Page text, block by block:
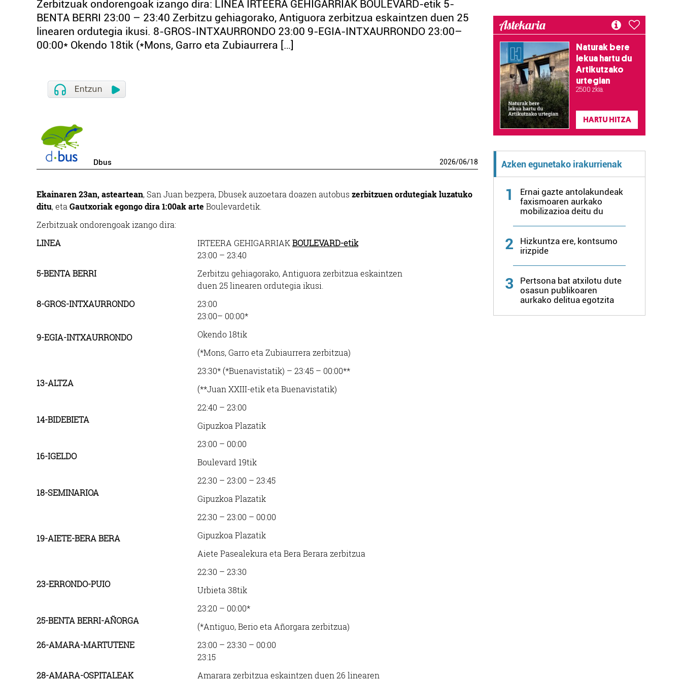
Zerbitzuak ondorengoak izango dira: LINEA IRTEERA GEHIGARRIAK BOULEVARD-etik 5-
BENTA BERRI 23:00 – 23:40 Zerbitzu gehiagorako, Antiguora zerbitzua eskaintzen duen 25
linearen ordutegia ikusi. 8-GROS-INTXAURRONDO 23:00 9-EGIA-INTXAURRONDO 23:00–
00:00* Okendo 18tik (*Mons, Garro eta Zubiaurrera […]
Dbus 2026/06/18
Ekainaren 23an, asteartean, San Juan bezpera, Dbusek auzoetara doazen autobus zerbitzuen ordutegiak luzatuko
ditu, eta Gautxoriak egongo dira 1:00ak arte Boulevardetik.
Zerbitzuak ondorengoak izango dira:
LINEA
IRTEERA GEHIGARRIAKBOULEVARD-etik
5-BENTA BERRI
23:00 – 23:40
Zerbitzu gehiagorako, Antiguora zerbitzua eskaintzen
duen 25 linearen ordutegia ikusi.
8-GROS-INTXAURRONDO
23:00
9-EGIA-INTXAURRONDO
23:00– 00:00*
Okendo 18tik
(*Mons, Garro eta Zubiaurrera zerbitzua)
13-ALTZA
23:30* (*Buenavistatik) – 23:45 – 00:00**
(**Juan XXIII-etik eta Buenavistatik)
14-BIDEBIETA
22:40 – 23:00
Gipuzkoa Plazatik
16-IGELDO
23:00 – 00:00
Boulevard 19tik
18-SEMINARIOA
22:30 – 23:00 – 23:45
Gipuzkoa Plazatik
19-AIETE-BERA BERA
22:30 – 23:00 – 00:00
Gipuzkoa Plazatik
Aiete Pasealekura eta Bera Berara zerbitzua
23-ERRONDO-PUIO
22:30 – 23:30
Urbieta 38tik
25-BENTA BERRI-AÑORGA
23:20 – 00:00*
(*Antiguo, Berio eta Añorgara zerbitzua)
26-AMARA-MARTUTENE
23:00 – 23:30 – 00:00
28-AMARA-OSPITALEAK
23:15
Amarara zerbitzua eskaintzen duen 26 linearen
Astekaria
Naturak bere
lekua hartu du
Artikutzako
urtegian
2.500 zkia.
HARTU HITZA
Azken egunetako irakurrienak
1
Ernai gazte antolakundeak
faxismoaren aurkako
mobilizazioa deitu du
2
Hizkuntza ere, kontsumo
irizpide
3
Pertsona bat atxilotu dute
osasun publikoaren
aurkako delitua egotzita